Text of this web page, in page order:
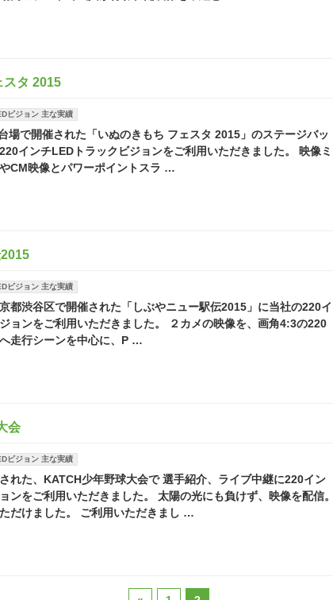
スタ 2015
ビジョン 主な実績
場で開催された「いぬのきもち フェスタ 2015」のステージバッ
インチLEDトラックビジョンをご利用いただきました。 映像ミ
CM映像とパワーポイントスラ …
ビジョン 主な実績
都渋谷区で開催された「しぶやニュー駅伝2015」に当社の220イ
ョンをご利用いただきました。 ２カメの映像を、画角4:3の220
走行シーンを中心に、P …
会
ビジョン 主な実績
れた、KATCH少年野球大会で 選手紹介、ライブ中継に220イン
ンをご利用いただきました。 太陽の光にも負けず、映像を配信。
だけました。 ご利用いただきまし …